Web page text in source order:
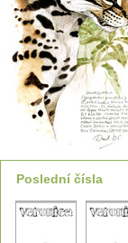
Poslední čísla